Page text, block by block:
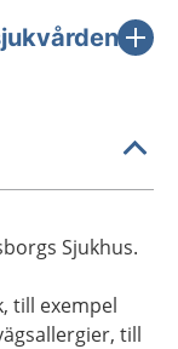
Sjukhus.
till exempel
till